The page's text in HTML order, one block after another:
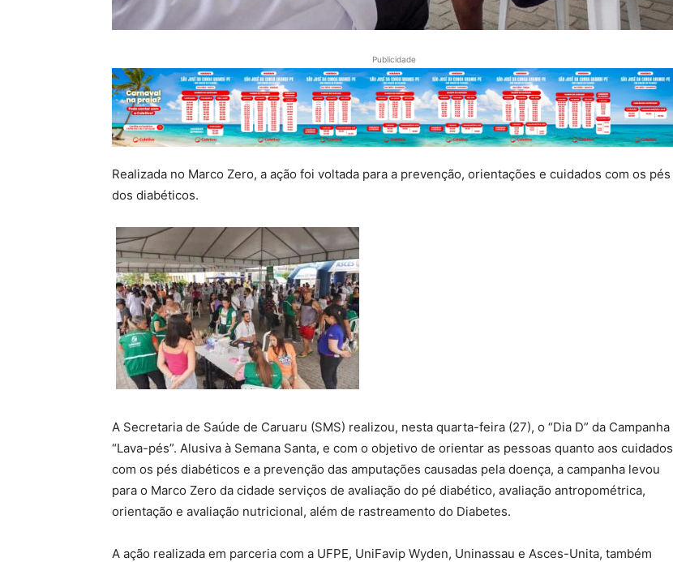
Publicidade
Realizada no Marco Zero, a ação foi voltada para a prevenção, orientações e cuidados com os pés
dos diabéticos.
A Secretaria de Saúde de Caruaru (SMS) realizou, nesta quarta-feira (27), o “Dia D” da Campanha
“Lava-pés”. Alusiva à Semana Santa, e com o objetivo de orientar as pessoas quanto aos cuidados
com os pés diabéticos e a prevenção das amputações causadas pela doença, a campanha levou
para o Marco Zero da cidade serviços de avaliação do pé diabético, avaliação antropométrica,
orientação e avaliação nutricional, além de rastreamento do Diabetes.
A ação realizada em parceria com a UFPE, UniFavip Wyden, Uninassau e Asces-Unita, também